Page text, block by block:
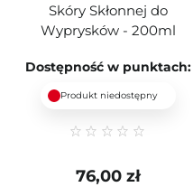
Skóry Skłonnej do
Wyprysków - 200ml
Dostępność w punktach:
Produkt niedostępny
76,00 zł